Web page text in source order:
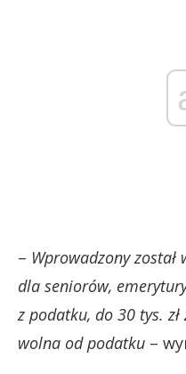
– Wprowadzony został
dla seniorów,
z podatku, do 30 tys.
wolna od podatku –